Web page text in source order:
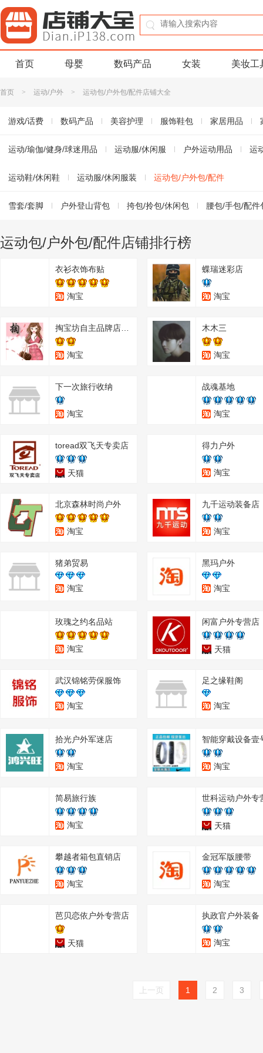
首页 母婴 数码产品 女装 美妆工
首页 > 运动/户外 > 运动包/户外包/配件店铺大全
游戏/话费 数码产品 美容护理 服饰鞋包 家居用品
书籍音像 珠宝/首饰 玩乐/收藏 生活服务 淘宝农资
运动/瑜伽/健身/球迷用品 运动服/休闲服 户外运动用品 运
运动鞋/休闲鞋 运动服/休闲服装 运动包/户外包/配件
雪套/套脚 户外登山背包 挎包/拎包/休闲包 腰包/手包/配件
旅行包/旅行箱 钱包/卡包/证件包 颈环/腕环
双肩背包
运动包/户外包/配件店铺排行榜
衣衫衣饰布贴
淘宝
蝶瑞迷彩店
淘宝
淘宝
木木三
淘宝
下一次旅行收纳
淘宝
战魂基地
淘宝
toread双飞天专卖店
天猫
得力户外
淘宝
北京森林时尚户外
淘宝
九千运动装备店
淘宝
猪弟贸易
淘宝
黑玛户外
淘宝
玫瑰之约名品站
淘宝
闲富户外专营店
天猫
武汉锦铭劳保服饰
淘宝
足之缘鞋阁
淘宝
拾光户外军迷店
淘宝
智能穿戴设备壹
淘宝
简易旅行族
淘宝
世科运动户外专
天猫
攀越者箱包直销店
淘宝
金冠军版腰带
淘宝
芭贝恋依户外专营店
天猫
执政官户外装备
淘宝
上一页 1 2 3